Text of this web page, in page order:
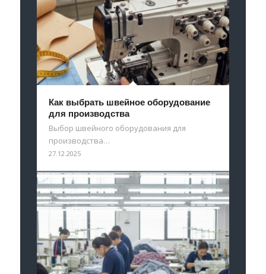
Как выбрать швейное оборудование
для производства
Выбор швейного оборудования для
производства…
27.12.2025